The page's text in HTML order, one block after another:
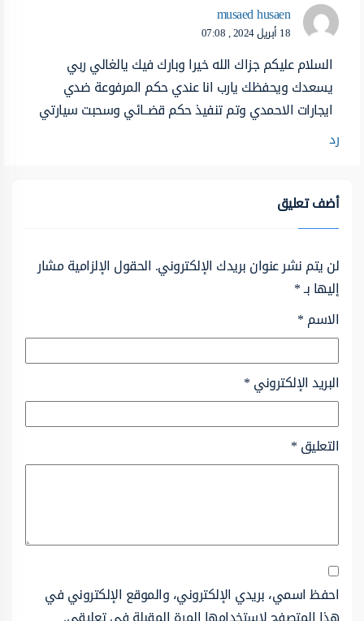
musaed husaen
18 أبريل 2024 , 07:08
السلام عليكم جزاك الله خيرا وبارك فيك يالغالي ربي
يسعدك ويحفظك يارب انا عندي حكم المرفوعة ضدي
ايجارات الاحمدي وتم تنفيذ حكم قضــائي وسحبت سيارتي
رد
أضف تعليق
لن يتم نشر عنوان بريدك الإلكتروني. الحقول الإلزامية مشار
إليها بـ*
الاسم*
البريد الإلكتروني*
التعليق*
احفظ اسمي، بريدي الإلكتروني، والموقع الإلكتروني في